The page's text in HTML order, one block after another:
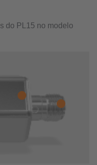
do PL15 no modelo